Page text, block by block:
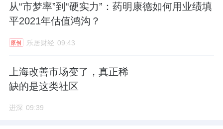
从“市梦率”到“硬实力”：药明康德如何用业绩填
平2021年估值鸿沟？
原创 乐居财经 09:43
上海改善市场变了，真正稀
缺的是这类社区
进深 09:39